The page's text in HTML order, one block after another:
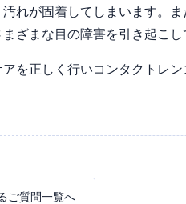
れが固着してしまいます。
ざまな目の障害を引き起こし
を正しく行いコンタクトレン
ご質問一覧へ